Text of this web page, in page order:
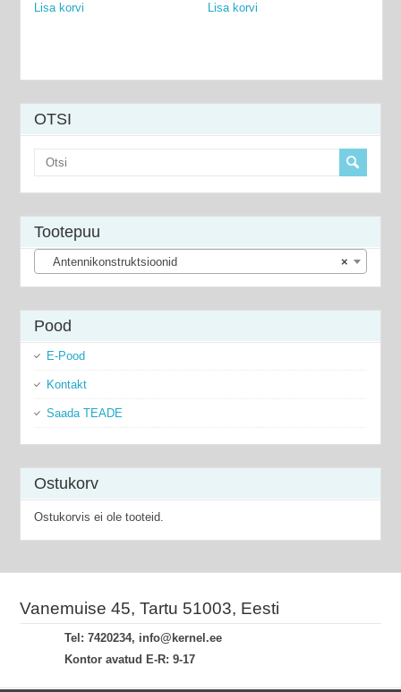
Lisa korvi Lisa korvi
OTSI
Tootepuu
×
Antennikonstruktsioonid
Pood
E-Pood
Kontakt
Saada TEADE
Ostukorv
Ostukorvis ei ole tooteid.
Vanemuise 45, Tartu 51003, Eesti
Tel: 7420234, info@kernel.ee
Kontor avatud E-R: 9-17